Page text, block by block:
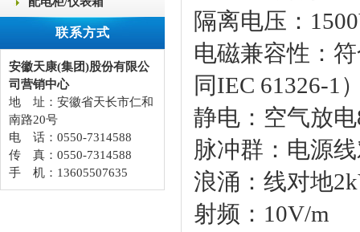
联系方式
安徽天康(集团)股份有限公
司营销中心
地 址：安徽省天长市仁和
南路20号
电 话：0550-7314588
传 真：0550-7314588
手 机：13605507635
隔离电压：
电磁兼容性：
同IEC 61326-1
静电：空气放
脉冲群：电源
浪涌：线对地
射频：10V/m